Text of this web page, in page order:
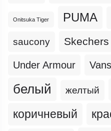
Onitsuka Tiger PUMA
saucony Skechers
Under Armour Vans
белый желтый
коричневый